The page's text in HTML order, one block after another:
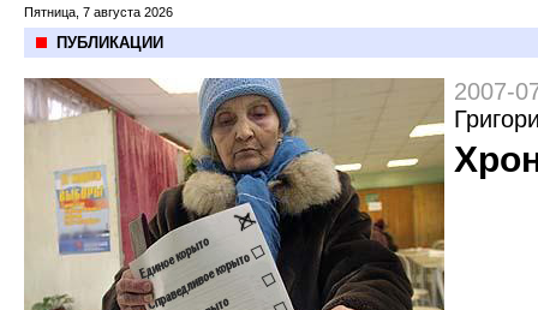
Пятница, 7 августа 2026
ПУБЛИКАЦИИ
2007-